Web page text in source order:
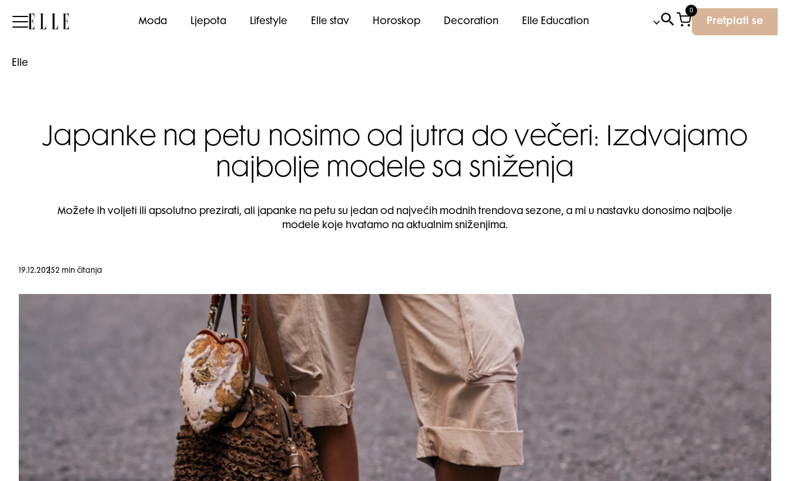
Elle Moda Ljepota Lifestyle Elle stav Horoskop Decoration Elle Education
0
Pretplati se
Elle
Japanke na petu nosimo od jutra do večeri: Izdvajamo
najbolje modele sa sniženja
Možete ih voljeti ili apsolutno prezirati, ali japanke na petu su jedan od najvećih modnih trendova sezone, a mi u nastavku donosimo najbolje
modele koje hvatamo na aktualnim sniženjima.
19.12.20252 min čitanja